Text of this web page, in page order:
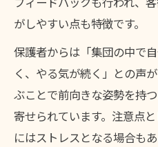
がしやすい点も特徴です。
保護者からは「集団の中で
く、やる気が続く」との声
ぶことで前向きな姿勢を持
寄せられています。注意点
にはストレスとなる場合も